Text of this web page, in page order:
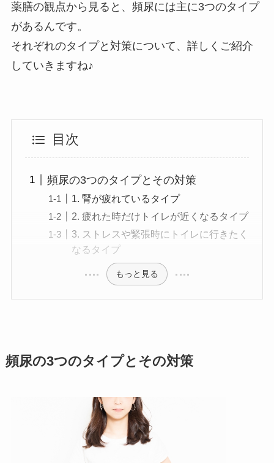
薬膳の観点から見ると、頻尿には主に3つのタイプ
があるんです。
それぞれのタイプと対策について、詳しくご紹介
していきますね♪
目次
頻尿の3つのタイプとその対策
1. 腎が疲れているタイプ
2. 疲れた時だけトイレが近くなるタイプ
3. ストレスや緊張時にトイレに行きたく
なるタイプ
もっと見る
頻尿の3つのタイプとその対策